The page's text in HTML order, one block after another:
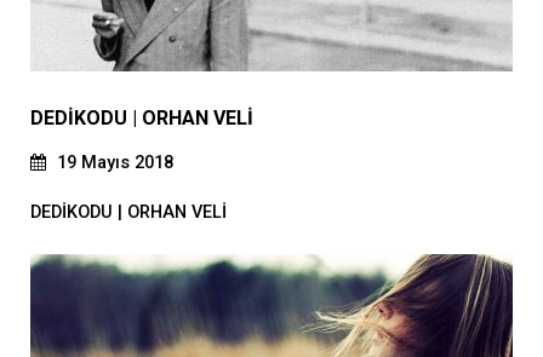
DEDİKODU | ORHAN VELİ
19 Mayıs 2018
DEDİKODU | ORHAN VELİ